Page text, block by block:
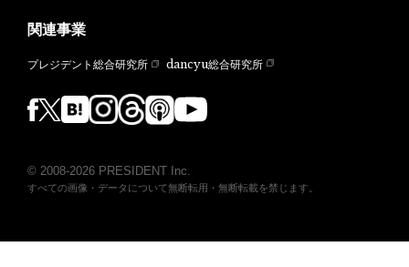
関連事業
プレジデント総合研究所 dancyu総合研究所
© 2008-2026 PRESIDENT Inc.
すべての画像・データについて無断転用・無断転載を禁じます。